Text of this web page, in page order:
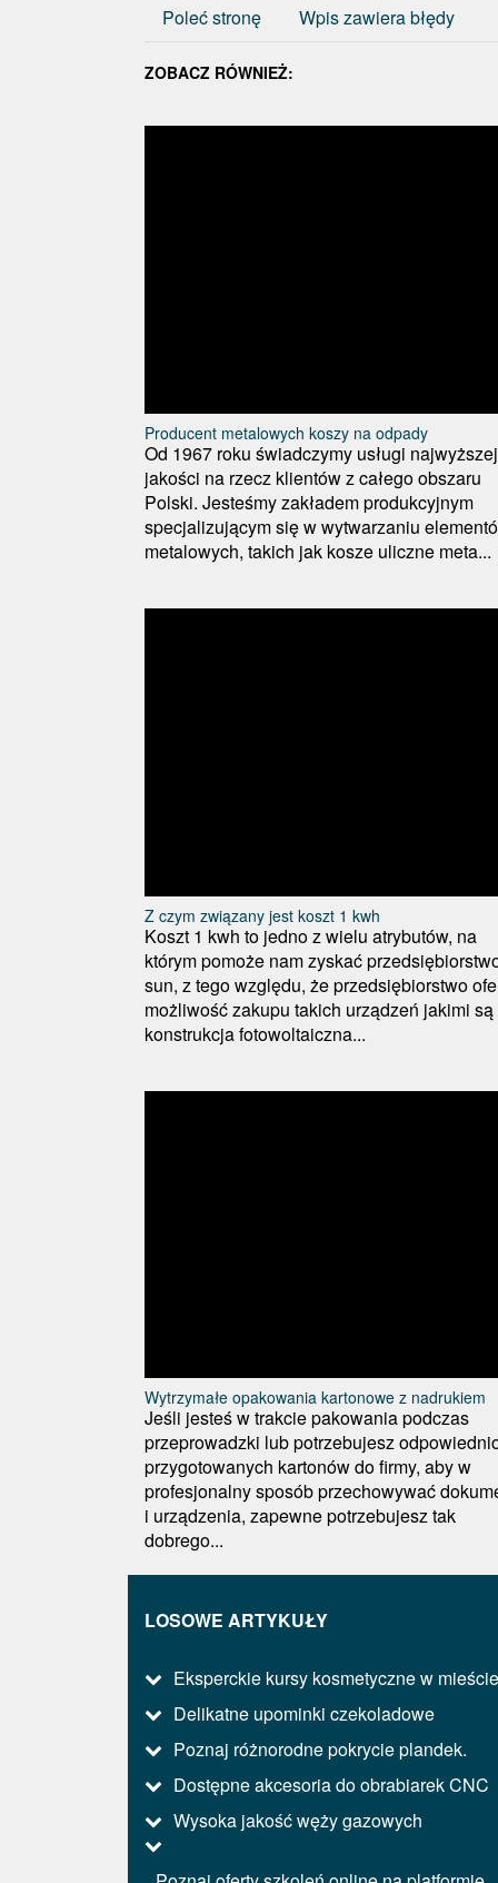
Poleć stronę Wpis zawiera błędy
ZOBACZ RÓWNIEŻ:
Producent metalowych koszy na odpady
Od 1967 roku świadczymy usługi najwyższej
jakości na rzecz klientów z całego obszaru
Polski. Jesteśmy zakładem produkcyjnym
specjalizującym się w wytwarzaniu
metalowych, takich jak kosze uliczne meta...
Z czym związany jest koszt 1 kwh
Koszt 1 kwh to jedno z wielu atrybutów, na
którym pomoże nam zyskać
sun, z tego względu, że przedsiębiorstwo
możliwość zakupu takich urządzeń jakimi są
konstrukcja fotowoltaiczna...
Wytrzymałe opakowania kartonowe z nadrukiem
Jeśli jesteś w trakcie pakowania podczas
przeprowadzki lub potrzebujesz
przygotowanych kartonów do firmy, aby w
profesjonalny sposób przechowywać
i urządzenia, zapewne potrzebujesz tak
dobrego...
LOSOWE ARTYKUŁY
Eksperckie kursy kosmetyczne w mieście
Delikatne upominki czekoladowe
Poznaj różnorodne pokrycie plandek.
Dostępne akcesoria do obrabiarek CNC
Wysoka jakość węży gazowych